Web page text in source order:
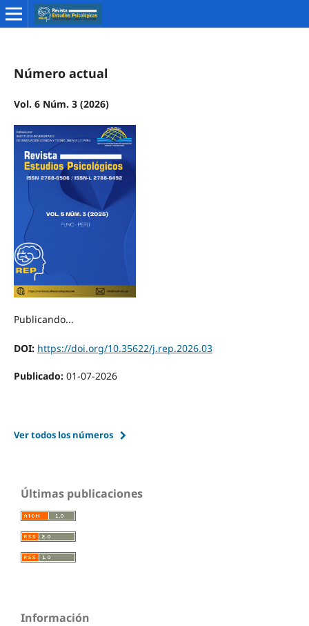
Número actual
Vol. 6 Núm. 3 (2026)
Publicando...
DOI: https://doi.org/10.35622/j.rep.2026.03
Publicado: 01-07-2026
Ver todos los números
Últimas publicaciones
Información